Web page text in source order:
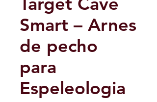
Smart – Arnes
de pecho
para
Espeleologia